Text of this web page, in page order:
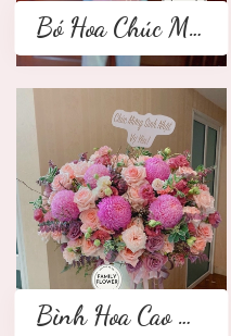
Bó Hoa Chúc Mừng
Bình Hoa Cao Cấp